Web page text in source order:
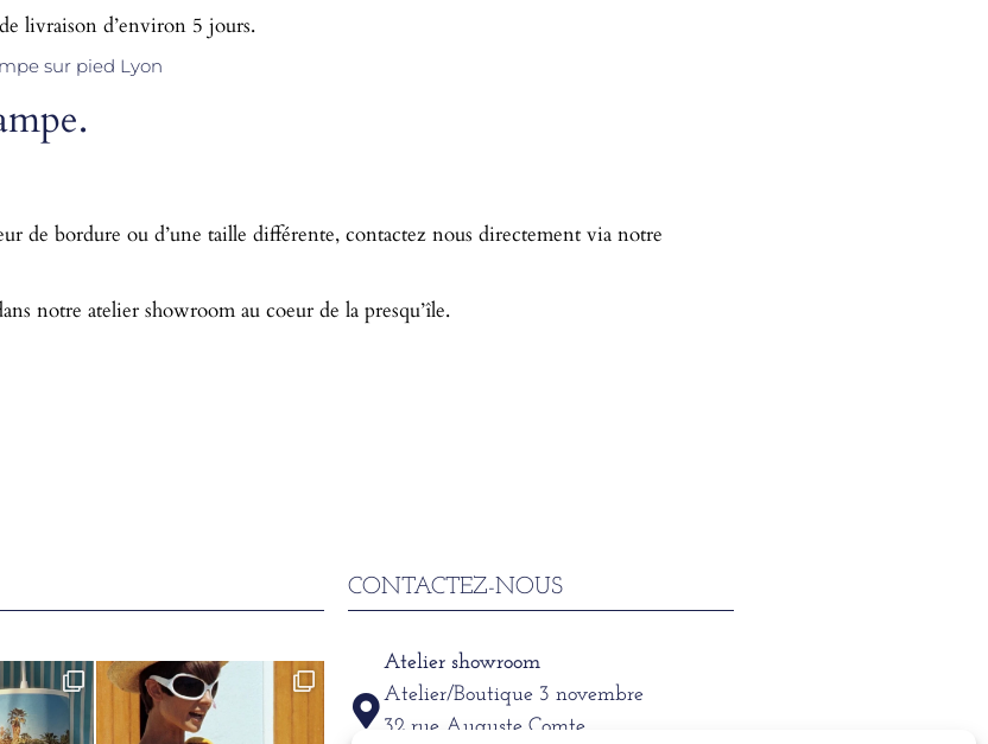
livraison d’environ 5 jours.
sur pied Lyon
de bordure ou d’une taille différente, contactez nous directement via notre
notre atelier showroom au coeur de la presqu’île.
CONTACTEZ-NOUS
Atelier showroom
Atelier/Boutique 3 novembre
32 rue Auguste Comte